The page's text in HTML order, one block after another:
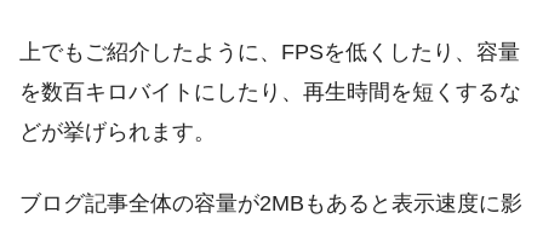
上でもご紹介したように、FPSを低くしたり、容量
を数百キロバイトにしたり、再生時間を短くするな
どが挙げられます。
ブログ記事全体の容量が2MBもあると表示速度に影